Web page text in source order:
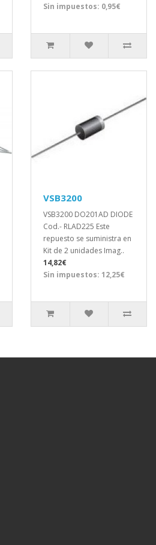
Sin impuestos: 0,95€
VSB3200
VSB3200 DO201AD DIODE
Cod.- RLAD225 Este
repuesto se suministra en
Kit de 2 unidades Imag..
14,82€
Sin impuestos: 12,25€